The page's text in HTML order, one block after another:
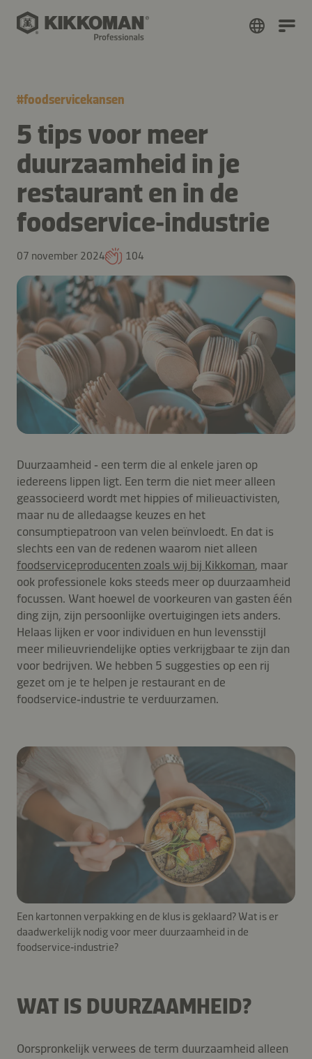
#foodservicekansen
5 tips voor meer
duurzaamheid in je
restaurant en in de
foodservice‑industrie
07 november 2024 104
Duurzaamheid ‑ een term die al enkele jaren op
iedereens lippen ligt. Een term die niet meer alleen
geassocieerd wordt met hippies of milieuactivisten,
maar nu de alledaagse keuzes en het
consumptiepatroon van velen beïnvloedt. En dat is
slechts een van de redenen waarom niet alleen
foodserviceproducenten zoals wij bij Kikkoman, maar
ook professionele koks steeds meer op duurzaamheid
focussen. Want hoewel de voorkeuren van gasten één
ding zijn, zijn persoonlijke overtuigingen iets anders.
Helaas lijken er voor individuen en hun levensstijl
meer milieuvriendelijke opties verkrijgbaar te zijn dan
voor bedrijven. We hebben 5 suggesties op een rij
gezet om je te helpen je restaurant en de
foodservice‑industrie te verduurzamen.
Een kartonnen verpakking en de klus is geklaard? Wat is er
daadwerkelijk nodig voor meer duurzaamheid in de
foodservice‑industrie?
WAT IS DUURZAAMHEID?
Oorspronkelijk verwees de term duurzaamheid alleen